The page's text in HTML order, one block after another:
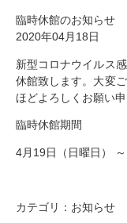
臨時休館のお知らせ
2020年04月18日
新型コロナウイルス
休館致します。大変
ほどよろしくお願い申
臨時休館期間
4月19日（日曜日）
カテゴリ： お知らせ